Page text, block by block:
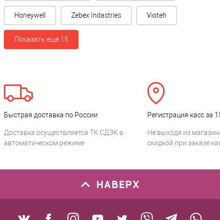
Honeywell Zebex Indastries Vioteh
Показать ещё 15
Быстрая доставка по России
Доставка осуществляется ТК СДЭК в
автоматическом режиме
Регистрация касс за
Не выходя из
скидкой при заказе
НАВЕРХ